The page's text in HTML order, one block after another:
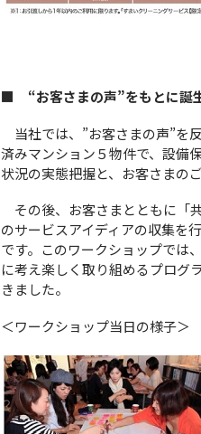
■ “お客さまの声”をもとに誕
当社では、”お客さまの声”を
済みマンション５物件で、設備
状況の実態把握と、お客さまの
その後、お客さまとともに「
のサービスアイディアの収集を
です。このワークショップでは
に考え楽しく取り組めるプログ
きました。
＜ワークショップ当日の様子＞